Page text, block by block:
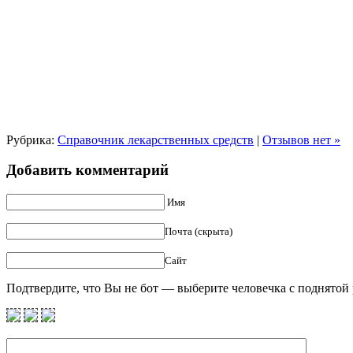
Рубрика: Справочник лекарственных средств | Отзывов нет »
Добавить комментарий
Имя
Почта (скрыта)
Сайт
Подтвердите, что Вы не бот — выберите человечка с поднятой